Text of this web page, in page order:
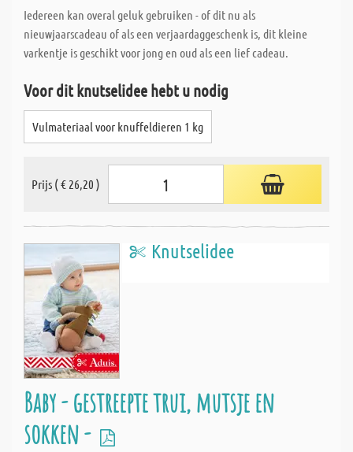
Iedereen kan overal geluk gebruiken - of dit nu als
nieuwjaarscadeau of als een verjaardaggeschenk is, dit kleine
varkentje is geschikt voor jong en oud als een lief cadeau.
Voor dit knutselidee hebt u nodig
Vulmateriaal voor knuffeldieren 1 kg
Prijs ( € 26,20 )
Knutselidee
Baby - gestreepte trui, mutsje en
sokken -